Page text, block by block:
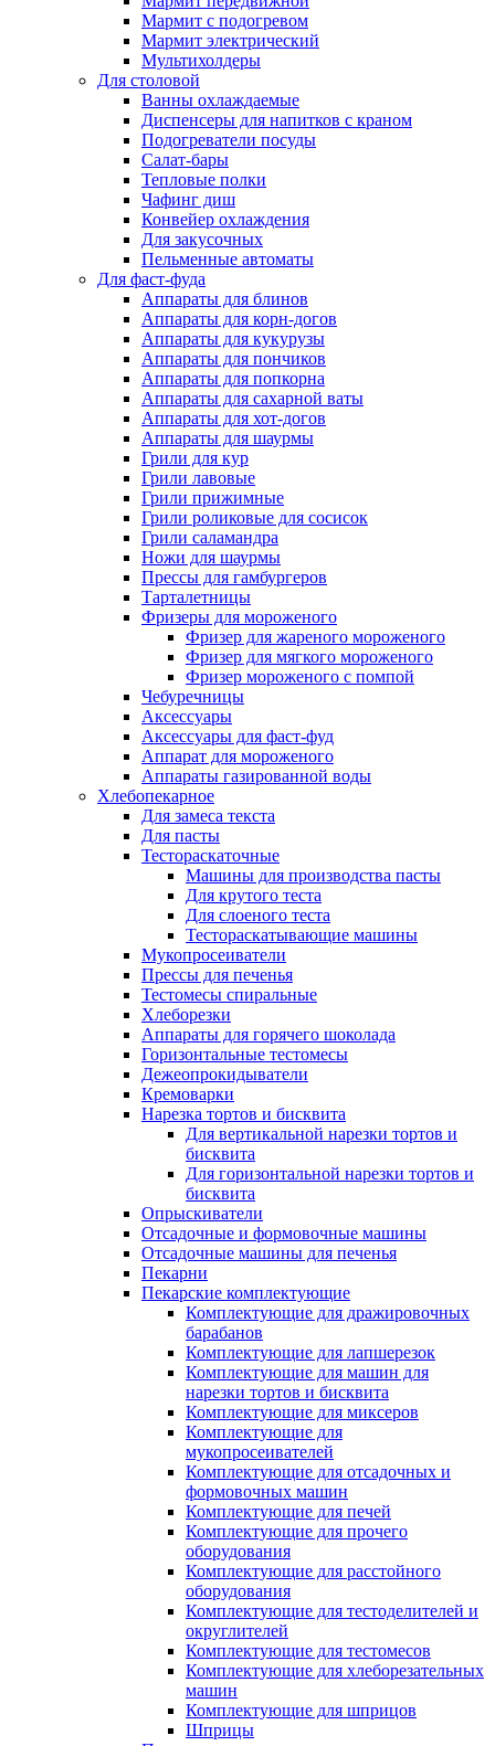
Мармит с подогревом
Мармит электрический
Мультихолдеры
Для столовой
Ванны охлаждаемые
Диспенсеры для напитков с краном
Подогреватели посуды
Салат-бары
Тепловые полки
Чафинг диш
Конвейер охлаждения
Для закусочных
Пельменные автоматы
Для фаст-фуда
Аппараты для блинов
Аппараты для корн-догов
Аппараты для кукурузы
Аппараты для пончиков
Аппараты для попкорна
Аппараты для сахарной ваты
Аппараты для хот-догов
Аппараты для шаурмы
Грили для кур
Грили лавовые
Грили прижимные
Грили роликовые для сосисок
Грили саламандра
Ножи для шаурмы
Прессы для гамбургеров
Тарталетницы
Фризеры для мороженого
Фризер для жареного мороженого
Фризер для мягкого мороженого
Фризер мороженого с помпой
Чебуречницы
Аксессуары
Аксессуары для фаст-фуд
Аппарат для мороженого
Аппараты газированной воды
Хлебопекарное
Для замеса текста
Для пасты
Тестораскаточные
Машины для производства пасты
Для крутого теста
Для слоеного теста
Тестораскатывающие машины
Мукопросеиватели
Прессы для печенья
Тестомесы спиральные
Хлеборезки
Аппараты для горячего шоколада
Горизонтальные тестомесы
Дежеопрокидыватели
Кремоварки
Нарезка тортов и бисквита
Для вертикальной нарезки тортов и
бисквита
Для горизонтальной нарезки тортов и
бисквита
Опрыскиватели
Отсадочные и формовочные машины
Отсадочные машины для печенья
Пекарни
Пекарские комплектующие
Комплектующие для дражировочных
барабанов
Комплектующие для лапшерезок
Комплектующие для машин для
нарезки тортов и бисквита
Комплектующие для миксеров
Комплектующие для
мукопросеивателей
Комплектующие для отсадочных и
формовочных машин
Комплектующие для печей
Комплектующие для прочего
оборудования
Комплектующие для расстойного
оборудования
Комплектующие для тестоделителей и
округлителей
Комплектующие для тестомесов
Комплектующие для хлеборезательных
машин
Комплектующие для шприцов
Шприцы